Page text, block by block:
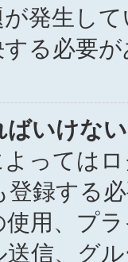
発生し
る必要
いけな
っては
登録する
用、プ
信、グ